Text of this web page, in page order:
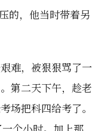
的，他当时带着另
难，被狠狠骂了一
第二天下午，趁老
场把科四给考了。